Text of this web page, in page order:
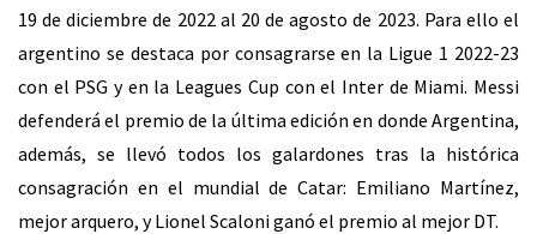
19 de diciembre de 2022 al 20 de agosto de 2023. Para ello el
argentino se destaca por consagrarse en la Ligue 1 2022-23
con el PSG y en la Leagues Cup con el Inter de Miami. Messi
defenderá el premio de la última edición en donde Argentina,
además, se llevó todos los galardones tras la histórica
consagración en el mundial de Catar: Emiliano Martínez,
mejor arquero, y Lionel Scaloni ganó el premio al mejor DT.